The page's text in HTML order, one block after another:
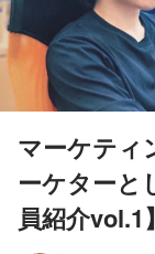
マーケティ
ーケターと
員紹介vol.1】